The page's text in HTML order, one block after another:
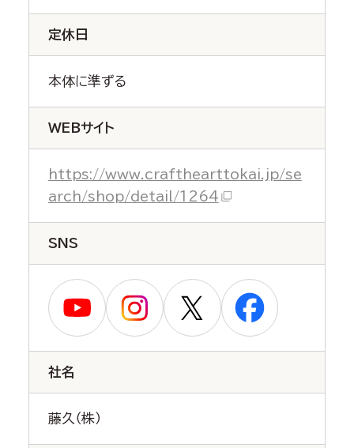
定休日
本体に準ずる
WEBサイト
https://www.crafthearttokai.jp/se
arch/shop/detail/1264
SNS
社名
藤久（株）